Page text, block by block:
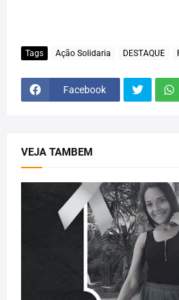
Tags Ação Solidaria DESTAQUE
Facebook
VEJA TAMBEM